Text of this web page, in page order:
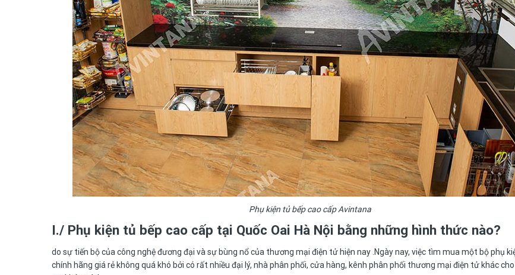
Phụ kiện tủ bếp cao cấp Avintana
I./ Phụ kiện tủ bếp cao cấp tại Quốc Oai Hà Nội bằng những hình thức nào?
do sự tiến bộ của công nghệ đương đại và sự bùng nổ của thương mại điện tử hiện nay .Ngày nay, việc tìm mua một bộ phụ
chính hãng giá rẻ không quá khó bởi có rất nhiều đại lý, nhà phân phối, cửa hàng, kênh phân phối thương mại điện tử khác